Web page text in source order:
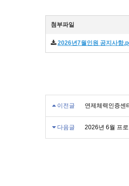
첨부파일
2026년7월인원 공지사항
이전글 연제체력인증센
다음글 2026년 6월 프